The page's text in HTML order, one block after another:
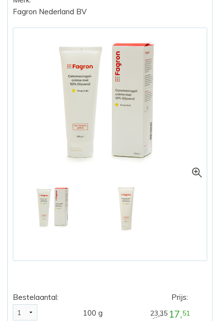
Fagron Nederland BV
Bestelaantal:
100 g
Prijs:
23,35 17,51